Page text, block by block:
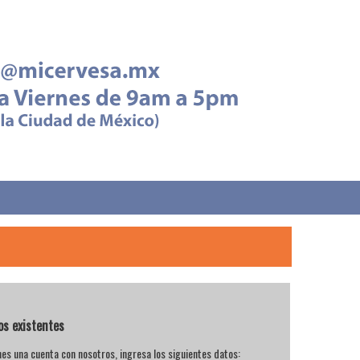
existentes
una cuenta con nosotros, ingresa los siguientes datos: